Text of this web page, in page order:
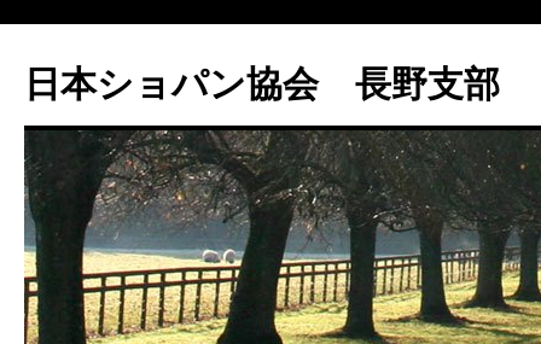
テ
ン
ス
キ
ッ
プ
日本ショパン協会 長野支部